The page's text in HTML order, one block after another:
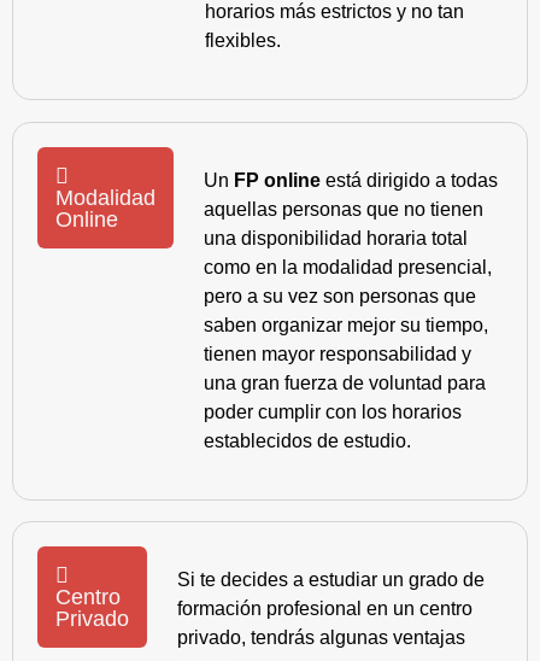
horarios más estrictos y no tan
flexibles.
Modalidad
Online
Un FP online está dirigido a todas
aquellas personas que no tienen
una disponibilidad horaria total
como en la modalidad presencial,
pero a su vez son personas que
saben organizar mejor su tiempo,
tienen mayor responsabilidad y
una gran fuerza de voluntad para
poder cumplir con los horarios
establecidos de estudio.
Centro
Privado
Si te decides a estudiar un grado de
formación profesional en un centro
privado, tendrás algunas ventajas